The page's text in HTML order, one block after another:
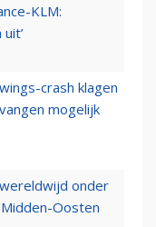
KLM:
crash klagen
mogelijk
onder
Oosten